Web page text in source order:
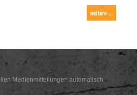
weitere ...
Medienmitteilungen automatisch